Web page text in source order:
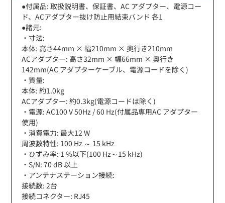
●付属品: 取扱説明書、保証書、AC アダプター、電源コー
ド、ACアダプター抜け防止用結束バンド 各1
●諸元:
・寸法:
本体: 高さ44mm × 幅210mm × 奥行き210mm
ACアダプター: 高さ32mm × 幅66mm × 奥行き
142mm(AC アダプターケーブル、電源コードを除く)
・質量:
本体: 約1.0kg
ACアダプター: 約0.3kg(電源コードは除く)
・電源: AC100 V 50Hz / 60 Hz(付属品専用AC アダプター
使用)
・消費電力: 最大12 W
周波数特性: 100 Hz ～ 15 kHz
・ひずみ率: 1 %以下(100 Hz～15 kHz)
・S/N: 70 dB 以上
・アンテナステーション接続:
接続数: 2台
接続コネクター: RJ45